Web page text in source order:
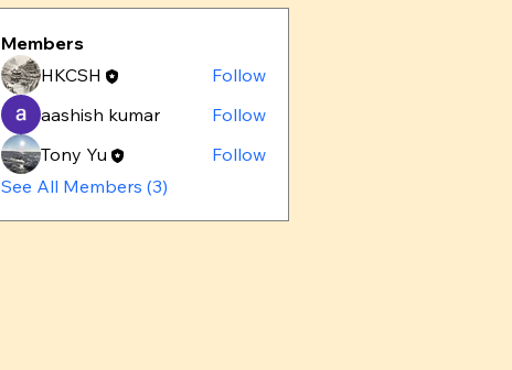
Members
HKCSH
Follow
aashish kumar
Follow
Tony Yu
Follow
See All Members (3)